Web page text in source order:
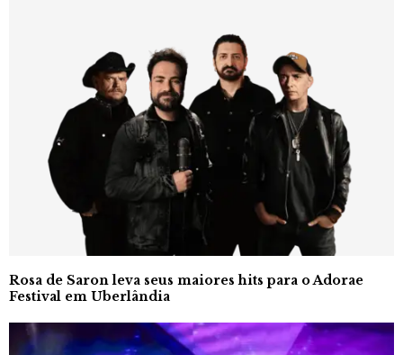
Rosa de Saron leva seus maiores hits para o Adorae
Festival em Uberlândia